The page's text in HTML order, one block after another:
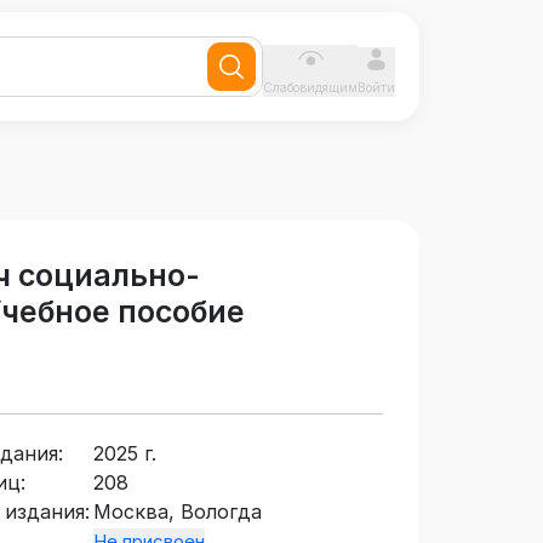
СлабовидящимВойти
социально-
пособие
2025 г.
208
Москва, Вологда